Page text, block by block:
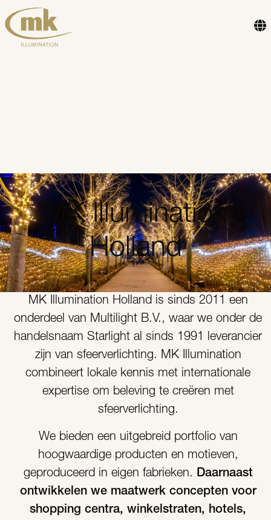
MK Illumination
Holland
MK Illumination Holland is sinds 2011 een
onderdeel van Multilight B.V., waar we onder de
handelsnaam Starlight al sinds 1991 leverancier
zijn van sfeerverlichting. MK Illumination
combineert lokale kennis met internationale
expertise om beleving te creëren met
sfeerverlichting.
We bieden een uitgebreid portfolio van
hoogwaardige producten en motieven,
geproduceerd in eigen fabrieken. Daarnaast
ontwikkelen we maatwerk concepten voor
shopping centra, winkelstraten, hotels,